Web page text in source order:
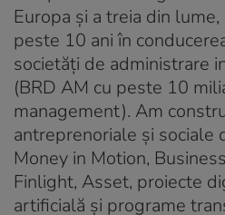
Europa și a treia din
peste 10 ani în
societăți de administrare
(BRD AM cu peste 10
management). Am
antreprenoriale și sociale
Money in Motion,
Finlight, Asset, proiecte
artificială și programe